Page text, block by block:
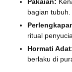
bagian tubuh.
ritual
Hormati
berlaku di
Book
Pilih Mobil*